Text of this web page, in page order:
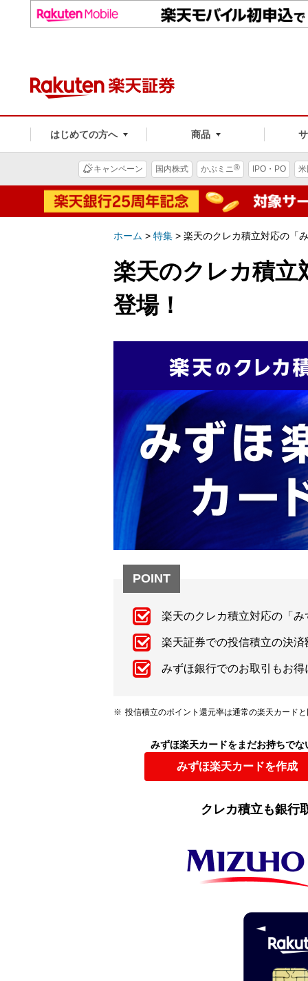
はじめての方へ 商品
キャンペーン 国内株式 かぶミニ® IPO・PO
ホーム > 特集 > 楽天のクレカ積立対応の「
楽天のクレカ積立
登場！
POINT
楽天のクレカ積立対応の「
楽天証券での投信積立の決
みずほ銀行でのお取引もお得
投信積立のポイント還元率は通常の楽天カード
みずほ楽天カードをまだお持ちでな
みずほ楽天カードを作成
クレカ積立も銀行